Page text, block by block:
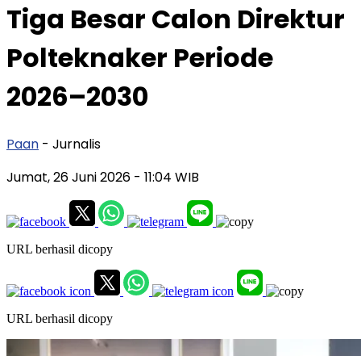
Tiga Besar Calon Direktur
Polteknaker Periode
2026–2030
Paan - Jurnalis
Jumat, 26 Juni 2026 - 11:04 WIB
URL berhasil dicopy
URL berhasil dicopy